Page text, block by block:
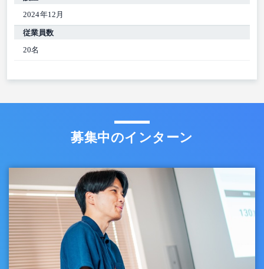
2024年12月
従業員数
20名
募集中のインターン